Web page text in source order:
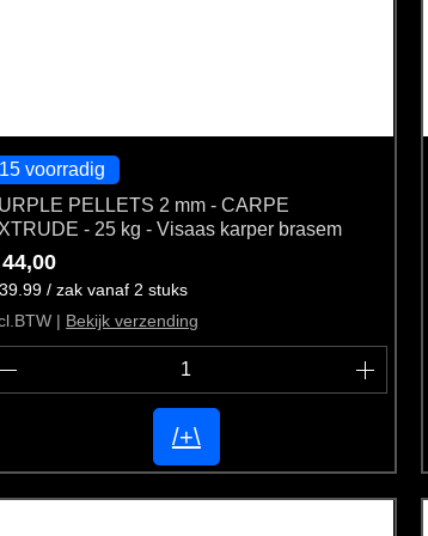
15 voorradig
PELLETS 2 mm - CARPE
- 25 kg - Visaas karper brasem
/ zak vanaf 2 stuks
| Bekijk verzending
/+\